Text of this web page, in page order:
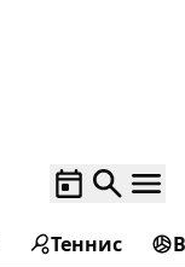
Теннис